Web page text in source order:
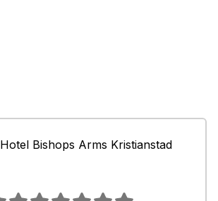
Hotel Bishops Arms Kristianstad